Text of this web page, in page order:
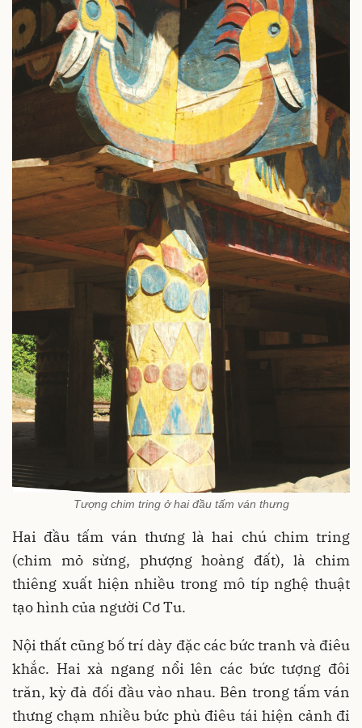
Tượng chim tring ở hai đầu tấm ván thưng
Hai đầu tấm ván thưng là hai chú chim tring
(chim mỏ sừng, phượng hoàng đất), là chim
thiêng xuất hiện nhiều trong mô típ nghệ thuật
tạo hình của người Cơ Tu.
Nội thất cũng bố trí dày đặc các bức tranh và điêu
khắc. Hai xà ngang nổi lên các bức tượng đôi
trăn, kỳ đà đối đầu vào nhau. Bên trong tấm ván
thưng chạm nhiều bức phù điêu tái hiện cảnh đi